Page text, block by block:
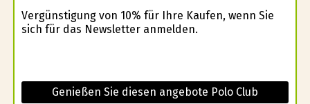
Vergünstigung von 10% für Ihre Kaufen, wenn Sie
sich für das Newsletter anmelden.
Genießen Sie diesen angebote Polo Club